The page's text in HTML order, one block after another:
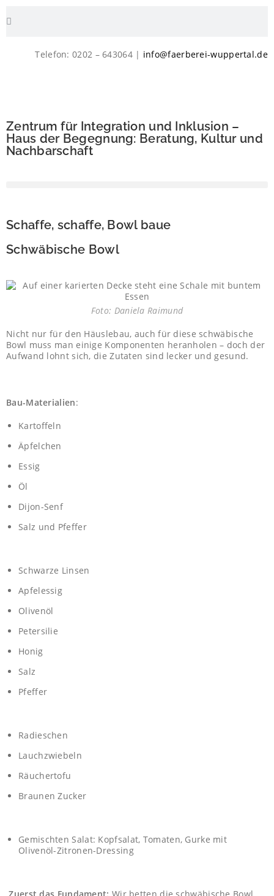
Telefon: 0202 – 643064 | info@faerberei-wuppertal.de
Zentrum für Integration und Inklusion –
Haus der Begegnung: Beratung, Kultur und
Nachbarschaft
Schaffe, schaffe, Bowl baue
Schwäbische Bowl
Foto: Daniela Raimund
Nicht nur für den Häuslebau, auch für diese schwäbische
Bowl muss man einige Komponenten heranholen – doch der
Aufwand lohnt sich, die Zutaten sind lecker und gesund.
Bau-Materialien:
Kartoffeln
Äpfelchen
Essig
Öl
Dijon-Senf
Salz und Pfeffer
Schwarze Linsen
Apfelessig
Olivenöl
Petersilie
Honig
Salz
Pfeffer
Radieschen
Lauchzwiebeln
Räuchertofu
Braunen Zucker
Gemischten Salat: Kopfsalat, Tomaten, Gurke mit
Olivenöl-Zitronen-Dressing